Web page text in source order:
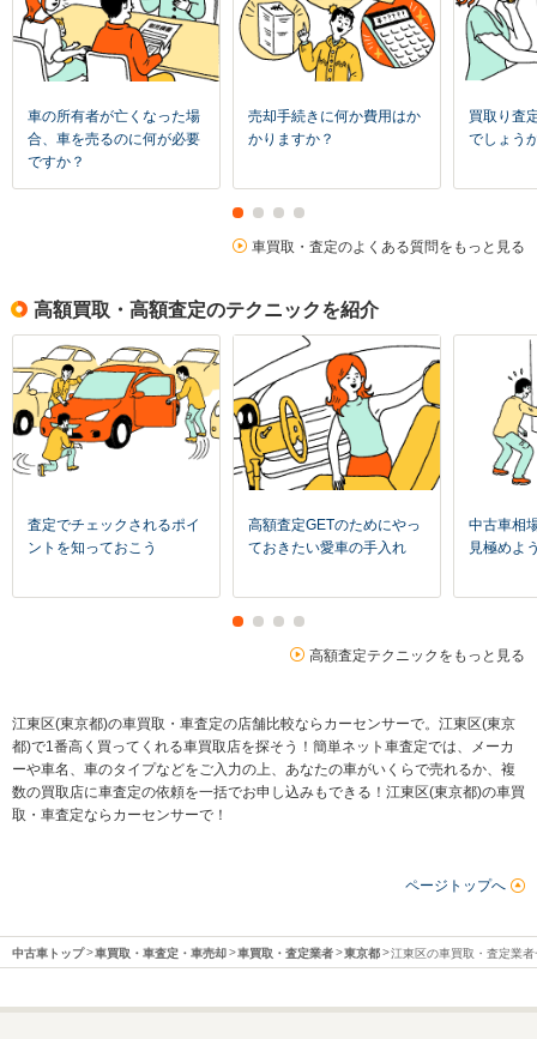
車の所有者が亡くなった場
合、車を売るのに何が必要
ですか？
売却手続きに何か費用はか
かりますか？
買取り査
でしょう
車買取・査定のよくある質問をもっと見る
高額買取・高額査定のテクニックを紹介
査定でチェックされるポイ
ントを知っておこう
高額査定GETのためにやっ
ておきたい愛車の手入れ
中古車相
見極めよ
高額査定テクニックをもっと見る
江東区(東京都)の車買取・車査定の店舗比較ならカーセンサーで。江東区(東京
都)で1番高く買ってくれる車買取店を探そう！簡単ネット車査定では、メーカ
ーや車名、車のタイプなどをご入力の上、あなたの車がいくらで売れるか、複
数の買取店に車査定の依頼を一括でお申し込みもできる！江東区(東京都)の車買
取・車査定ならカーセンサーで！
ページトップへ
中古車トップ 車買取・車査定・車売却 車買取・査定業者 東京都 江東区の車買取・査定業者